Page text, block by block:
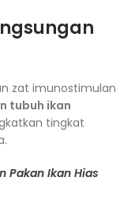
zat imunostimulan
tubuh ikan
tingkat
Pakan Ikan Hias